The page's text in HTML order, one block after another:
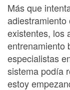
Más que
existentes, los
entrenamiento
especialistas
sistema podía
estoy